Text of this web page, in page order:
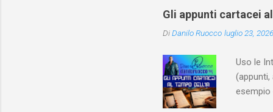
classe
Gli appunti cartacei
DiDanilo Ruocco luglio 23, 2026
Uso le
(appunti,
esempio